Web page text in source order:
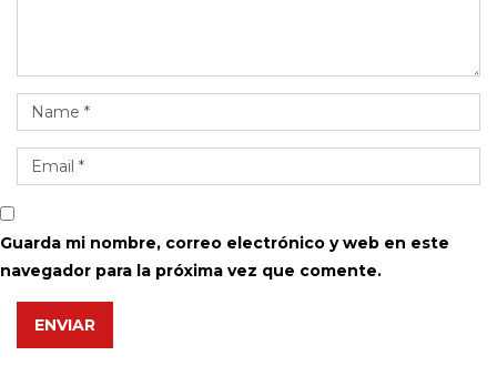
Guarda mi nombre, correo electrónico y web en este
navegador para la próxima vez que comente.
ENVIAR